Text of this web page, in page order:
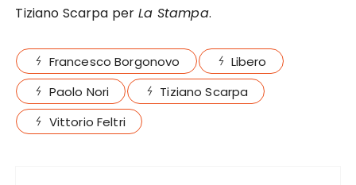
Tiziano Scarpa per La Stampa.
Francesco Borgonovo
Libero
Paolo Nori
Tiziano Scarpa
Vittorio Feltri